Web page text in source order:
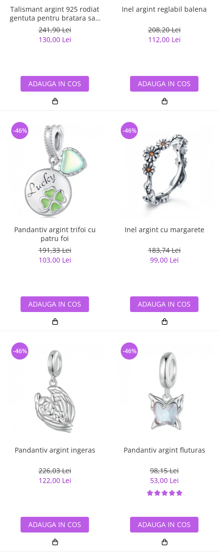
Talismant argint 925 rodiat
gentuta pentru bratara sau
lant
241,90 Lei
130,00 Lei
ADAUGA IN COS
Inel argint reglabil balena
208,20 Lei
112,00 Lei
ADAUGA IN COS
Pandantiv argint trifoi cu
patru foi
191,33 Lei
103,00 Lei
-46%
ADAUGA IN COS
Inel argint cu margarete
183,74 Lei
99,00 Lei
-46%
ADAUGA IN COS
Pandantiv argint ingeras
226,03 Lei
122,00 Lei
-46%
ADAUGA IN COS
Pandantiv argint fluturas
98,15 Lei
53,00 Lei
-46%
ADAUGA IN COS